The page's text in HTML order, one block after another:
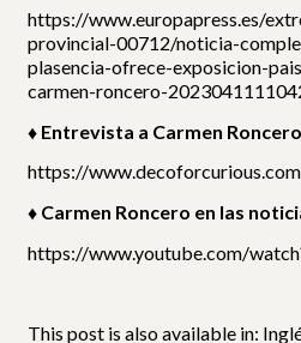
https://www.europapress.es/
provincial-00712/noticia-
plasencia-ofrece-exposicion-
carmen-roncero-
♦ Entrevista a Carmen
https://
♦ Carmen Roncero en las
https://www.youtube.com/
This post is also available in: